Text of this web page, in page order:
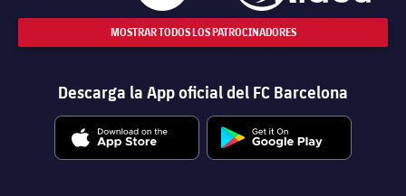
MOSTRAR TODOS LOS PATROCINADORES
Descarga la App oficial del FC Barcelona